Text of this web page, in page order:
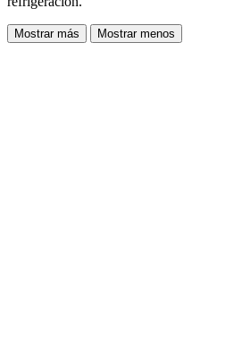
Mostrar más Mostrar menos